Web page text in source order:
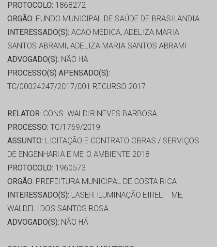
PROTOCOLO: 1868272
ORGÃO: FUNDO MUNICIPAL DE SAÚDE DE BRASILANDIA
INTERESSADO(S): ACAO MEDICA, ADELIZA MARIA
SANTOS ABRAMI, ADELIZA MARIA SANTOS ABRAMI
ADVOGADO(S): NÃO HÁ
PROCESSO(S) APENSADO(S):
TC/00024247/2017/001 RECURSO 2017
RELATOR: CONS. WALDIR NEVES BARBOSA
PROCESSO: TC/1769/2019
ASSUNTO: LICITAÇÃO E CONTRATO OBRAS / SERVIÇOS
DE ENGENHARIA E MEIO AMBIENTE 2018
PROTOCOLO: 1960573
ORGÃO: PREFEITURA MUNICIPAL DE COSTA RICA
INTERESSADO(S): LASER ILUMINAÇÃO EIRELI - ME,
WALDELI DOS SANTOS ROSA
ADVOGADO(S): NÃO HÁ